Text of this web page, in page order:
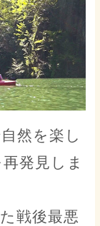
然を楽し
発見しま
戦後最悪